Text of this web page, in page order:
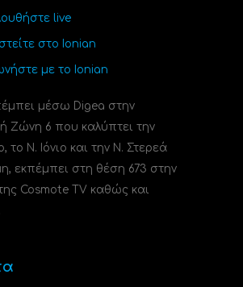
live
στο Ionian
με το Ionian
μέσω Digea στην
Ζώνη 6 που καλύπτει την
το N. Ιόνιο και την Ν. Στερεά
εκπέμπει στη θέση 673 στην
Cosmote TV καθώς και